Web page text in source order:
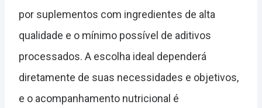
por suplementos com ingredientes de alta
qualidade e o mínimo possível de aditivos
processados. A escolha ideal dependerá
diretamente de suas necessidades e objetivos,
e o acompanhamento nutricional é